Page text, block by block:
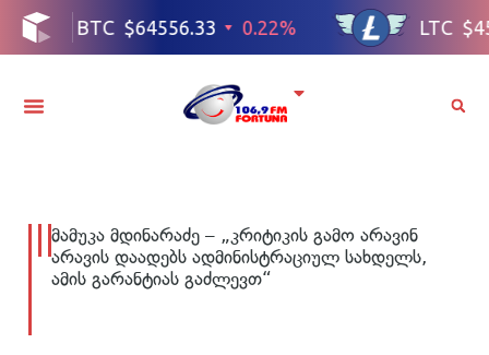
მამუკა მდინარაძე – „კრიტიკის გამო არავინ
არავის დაადებს ადმინისტრაციულ სახდელს,
ამის გარანტიას გაძლევთ“